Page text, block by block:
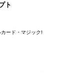
ト
ード・マジック!